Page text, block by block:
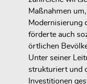
Maßnahmen
Modernisierung
förderte auch
örtlichen
Unter seiner
strukturiert und
Investitionen